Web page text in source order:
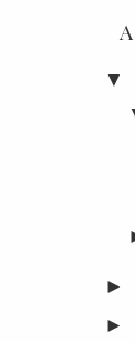
▼
►
►